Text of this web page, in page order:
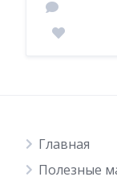
Главная
Полезные